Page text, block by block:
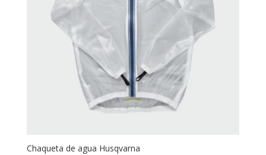
Chaqueta de agua Husqvarna